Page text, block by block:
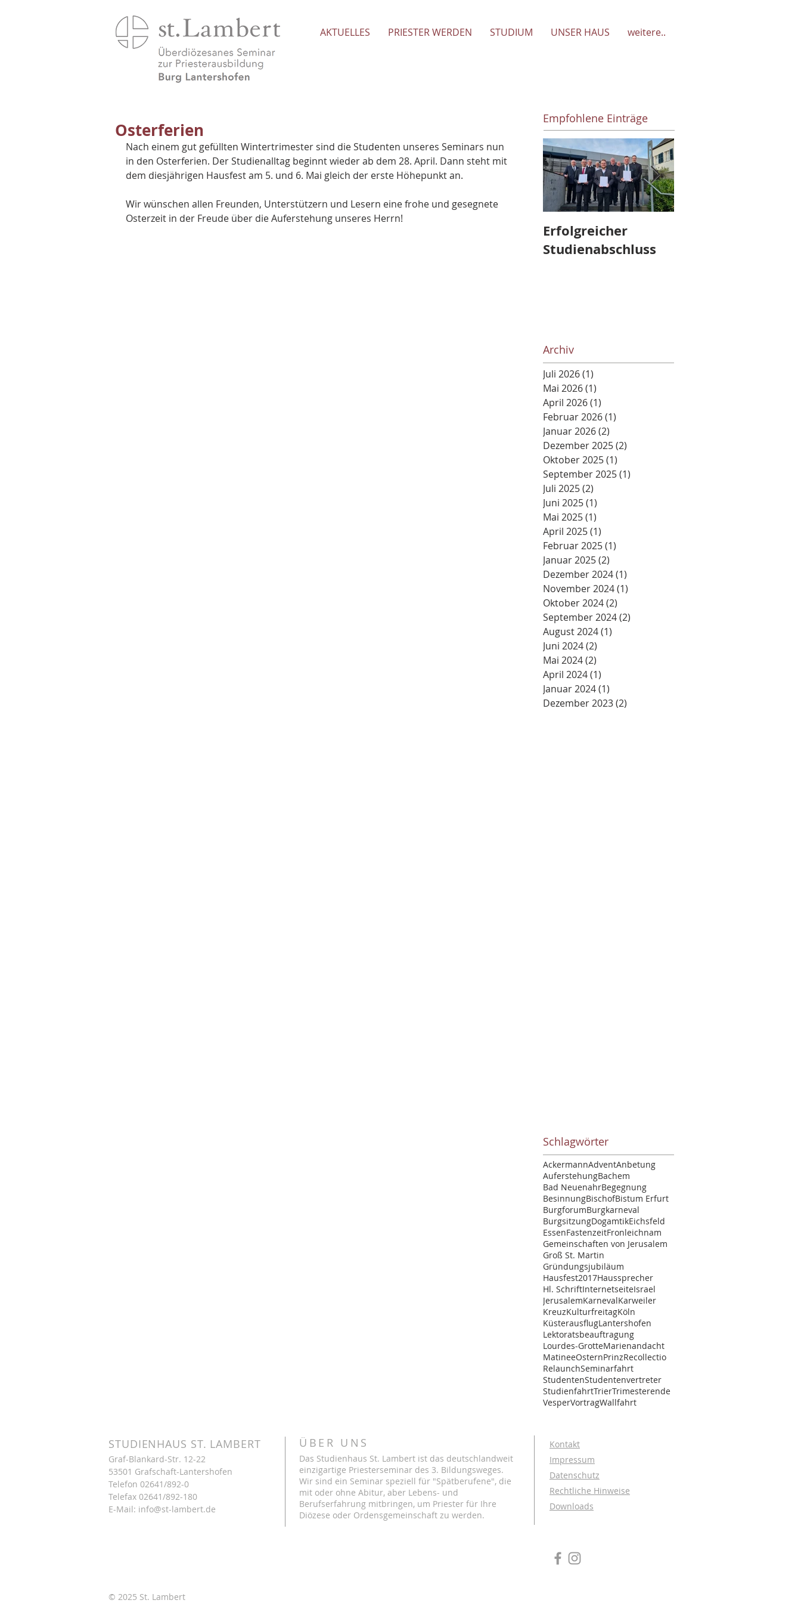
AKTUELLES PRIESTER WERDEN STUDIUM UNSER HAUS weitere..
Osterferien
Nach einem gut gefüllten Wintertrimester sind die Studenten unseres Seminars nun
in den Osterferien. Der Studienalltag beginnt wieder ab dem 28. April. Dann steht mit
dem diesjährigen Hausfest am 5. und 6. Mai gleich der erste Höhepunkt an.
Wir wünschen allen Freunden, Unterstützern und Lesern eine frohe und gesegnete
Osterzeit in der Freude über die Auferstehung unseres Herrn!
Empfohlene Einträge
Erfolgreicher
Studienabschluss
Archiv
Juli 2026(1)
Mai 2026(1)
April 2026(1)
Februar 2026(1)
Januar 2026(2)
Dezember 2025(2)
Oktober 2025(1)
September 2025(1)
Juli 2025(2)
Juni 2025(1)
Mai 2025(1)
April 2025(1)
Februar 2025(1)
Januar 2025(2)
Dezember 2024(1)
November 2024(1)
Oktober 2024(2)
September 2024(2)
August 2024(1)
Juni 2024(2)
Mai 2024(2)
April 2024(1)
Januar 2024(1)
Dezember 2023(2)
Schlagwörter
AckermannAdventAnbetung
AuferstehungBachem
Bad NeuenahrBegegnung
BesinnungBischofBistum Erfurt
BurgforumBurgkarneval
BurgsitzungDogamtikEichsfeld
EssenFastenzeitFronleichnam
Gemeinschaften von Jerusalem
Groß St. Martin
Gründungsjubiläum
Hausfest2017Haussprecher
Hl. SchriftInternetseiteIsrael
JerusalemKarnevalKarweiler
KreuzKulturfreitagKöln
KüsterausflugLantershofen
Lektoratsbeauftragung
Lourdes-GrotteMarienandacht
MatineeOsternPrinzRecollectio
RelaunchSeminarfahrt
StudentenStudentenvertreter
StudienfahrtTrierTrimesterende
VesperVortragWallfahrt
STUDIENHAUS ST. LAMBERT
Graf-Blankard-Str. 12-22
53501 Grafschaft-Lantershofen
Telefon 02641/892-0
Telefax 02641/892-180
E-Mail: info@st-lambert.de
ÜBER UNS
Das Studienhaus St. Lambert ist das deutschlandweit
einzigartige Priesterseminar des 3. Bildungsweges.
Wir sind ein Seminar speziell für "Spätberufene", die
mit oder ohne Abitur, aber Lebens- und
Berufserfahrung mitbringen, um Priester für Ihre
Diözese oder Ordensgemeinschaft zu werden.
Kontakt
Impressum
Datenschutz
Rechtliche Hinweise
Downloads
© 2025 St. Lambert